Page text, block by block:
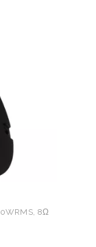
8Ω